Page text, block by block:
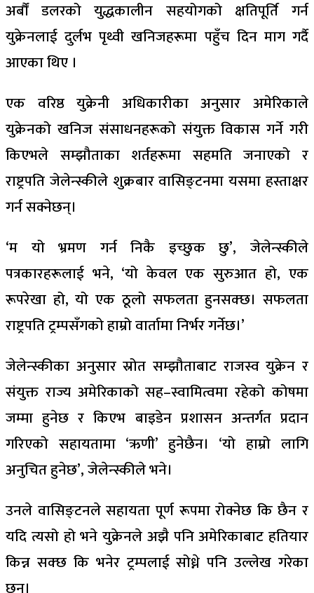
अर्बौं डलरको युद्धकालीन सहयोगको क्षतिपूर्ति गर्न
युक्रेनलाई दुर्लभ पृथ्वी खनिजहरूमा पहुँच दिन माग गर्दै
आएका थिए ।
एक वरिष्ठ युक्रेनी अधिकारीका अनुसार अमेरिकाले
युक्रेनको खनिज संसाधनहरूको संयुक्त विकास गर्ने गरी
किएभले सम्झौताका शर्तहरूमा सहमति जनाएको र
राष्ट्रपति जेलेन्स्कीले शुक्रबार वासिङ्टनमा यसमा हस्ताक्षर
गर्न सक्नेछन्।
‘म यो भ्रमण गर्न निकै इच्छुक छु’, जेलेन्स्कीले
पत्रकारहरूलाई भने, ‘यो केवल एक सुरुआत हो, एक
रूपरेखा हो, यो एक ठूलो सफलता हुनसक्छ। सफलता
राष्ट्रपति ट्रम्पसँगको हाम्रो वार्तामा निर्भर गर्नेछ।’
जेलेन्स्कीका अनुसार स्रोत सम्झौताबाट राजस्व युक्रेन र
संयुक्त राज्य अमेरिकाको सह–स्वामित्वमा रहेको कोषमा
जम्मा हुनेछ र किएभ बाइडेन प्रशासन अन्तर्गत प्रदान
गरिएको सहायतामा ‘ऋणी’ हुनेछैन। ‘यो हाम्रो लागि
अनुचित हुनेछ’, जेलेन्स्कीले भने।
उनले वासिङ्टनले सहायता पूर्ण रूपमा रोक्नेछ कि छैन र
यदि त्यसो हो भने युक्रेनले अझै पनि अमेरिकाबाट हतियार
किन्न सक्छ कि भनेर ट्रम्पलाई सोध्ने पनि उल्लेख गरेका